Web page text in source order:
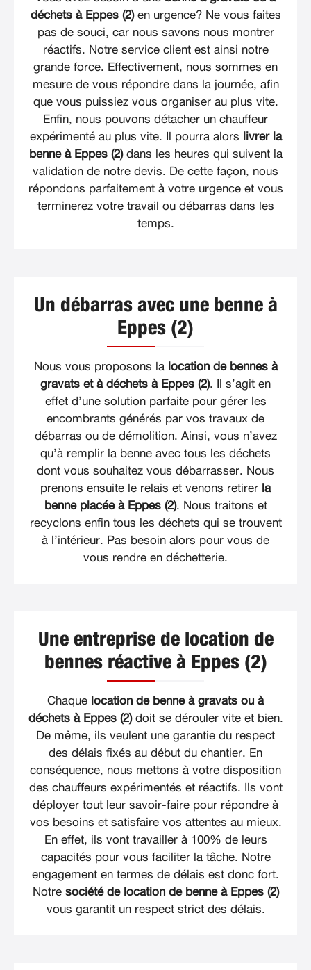
déchets à Eppes (2)en urgence? Ne vous faites
pas de souci, car nous savons nous montrer
réactifs. Notre service client est ainsi notre
grande force. Effectivement, nous sommes en
mesure de vous répondre dans la journée, afin
que vous puissiez vous organiser au plus vite.
Enfin, nous pouvons détacher un chauffeur
expérimenté au plus vite. Il pourra alors
livrer la
benne à Eppes (2)dans les heures qui suivent la
validation de notre devis. De cette façon, nous
répondons parfaitement à votre urgence et vous
terminerez votre travail ou débarras dans les
temps.
Un débarras avec une benne à
Eppes (2)
Nous vous proposons la location de bennes à
gravats et à déchets à Eppes (2). Il s’agit en
effet d’une solution parfaite pour gérer les
encombrants générés par vos travaux de
débarras ou de démolition. Ainsi, vous n’avez
qu’à remplir la benne avec tous les déchets
dont vous souhaitez vous débarrasser. Nous
prenons ensuite le relais et venons retirer la
benne placée à Eppes (2). Nous traitons et
recyclons enfin tous les déchets qui se trouvent
à l’intérieur. Pas besoin alors pour vous de
vous rendre en déchetterie.
Une entreprise de location de
bennes réactive à Eppes (2)
Chaque location de benne à gravats ou à
déchets à Eppes (2)doit se dérouler vite et bien.
De même, ils veulent une garantie du respect
des délais fixés au début du chantier. En
conséquence, nous mettons à votre disposition
des chauffeurs expérimentés et réactifs. Ils vont
déployer tout leur savoir-faire pour répondre à
vos besoins et satisfaire vos attentes au mieux.
En effet, ils vont travailler à 100% de leurs
capacités pour vous faciliter la tâche. Notre
engagement en termes de délais est donc fort.
Notre société de location de benne à Eppes (2)
vous garantit un respect strict des délais.